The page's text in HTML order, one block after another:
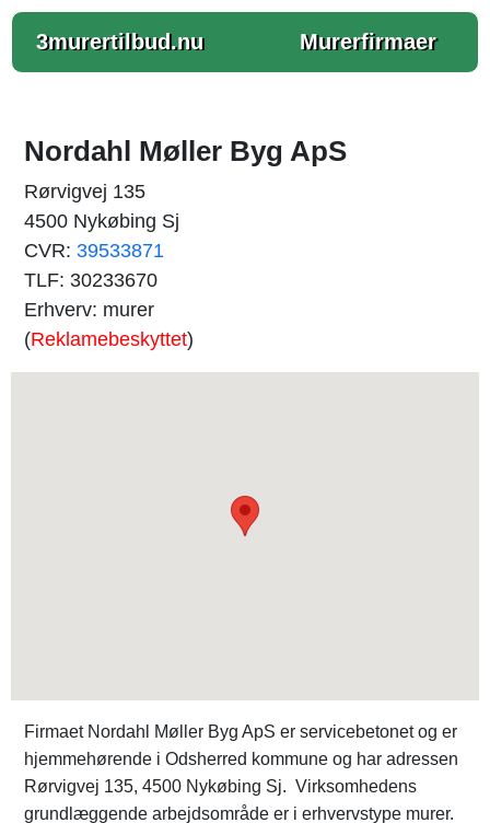
3murertilbud.nu Murerfirmaer
Nordahl Møller Byg ApS
Rørvigvej 135
4500 Nykøbing Sj
CVR: 39533871
TLF: 30233670
Erhverv: murer
(Reklamebeskyttet)
Firmaet Nordahl Møller Byg ApS er servicebetonet og er
hjemmehørende i Odsherred kommune og har adressen
Rørvigvej 135, 4500 Nykøbing Sj. Virksomhedens
grundlæggende arbejdsområde er i erhvervstype murer.